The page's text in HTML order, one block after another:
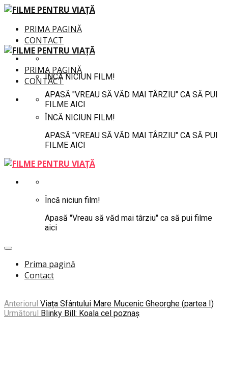
PRIMA PAGINĂ
CONTACT
ÎNCĂ NICIUN FILM!
APASĂ "VREAU SĂ VĂD MAI TÂRZIU" CA SĂ PUI
FILME AICI
PRIMA PAGINĂ
CONTACT
ÎNCĂ NICIUN FILM!
APASĂ "VREAU SĂ VĂD MAI TÂRZIU" CA SĂ PUI
FILME AICI
Încă niciun film!
Apasă "Vreau să văd mai târziu" ca să pui filme
aici
Prima pagină
Contact
Anteriorul Viața Sfântului Mare Mucenic Gheorghe (partea I)
Următorul Blinky Bill: Koala cel poznaș